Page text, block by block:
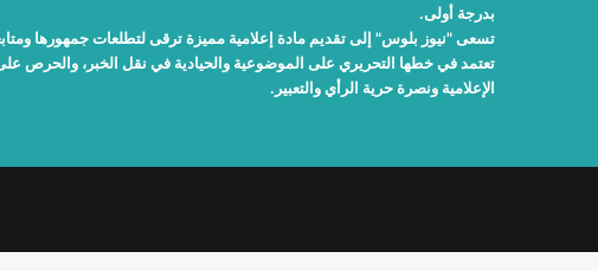
بدرجة أولى.
تسعى "نيوز بلوس" إلى تقديم مادة إعلامية مميزة ترقى لتطلعات جمهورها
تعتمد في خطها التحريري على الموضوعية والحيادية في نقل الخبر، والحرص
الإعلامية ونصرة حرية الرأي والتعبير.